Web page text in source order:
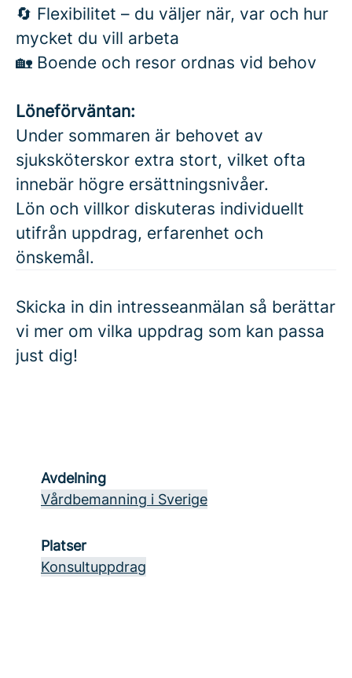
🔄 Flexibilitet – du väljer när, var och hur
mycket du vill arbeta
🏡 Boende och resor ordnas vid behov
Löneförväntan:
Under sommaren är behovet av
sjuksköterskor extra stort, vilket ofta
innebär högre ersättningsnivåer.
Lön och villkor diskuteras individuellt
utifrån uppdrag, erfarenhet och
önskemål.
Skicka in din intresseanmälan så berättar
vi mer om vilka uppdrag som kan passa
just dig!
Avdelning
Vårdbemanning i Sverige
Platser
Konsultuppdrag